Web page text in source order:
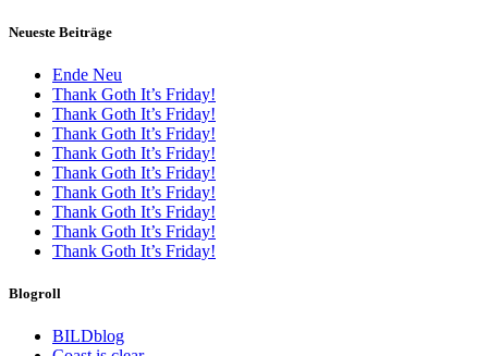
Neueste Beiträge
Ende Neu
Thank Goth It’s Friday!
Thank Goth It’s Friday!
Thank Goth It’s Friday!
Thank Goth It’s Friday!
Thank Goth It’s Friday!
Thank Goth It’s Friday!
Thank Goth It’s Friday!
Thank Goth It’s Friday!
Thank Goth It’s Friday!
Blogroll
BILDblog